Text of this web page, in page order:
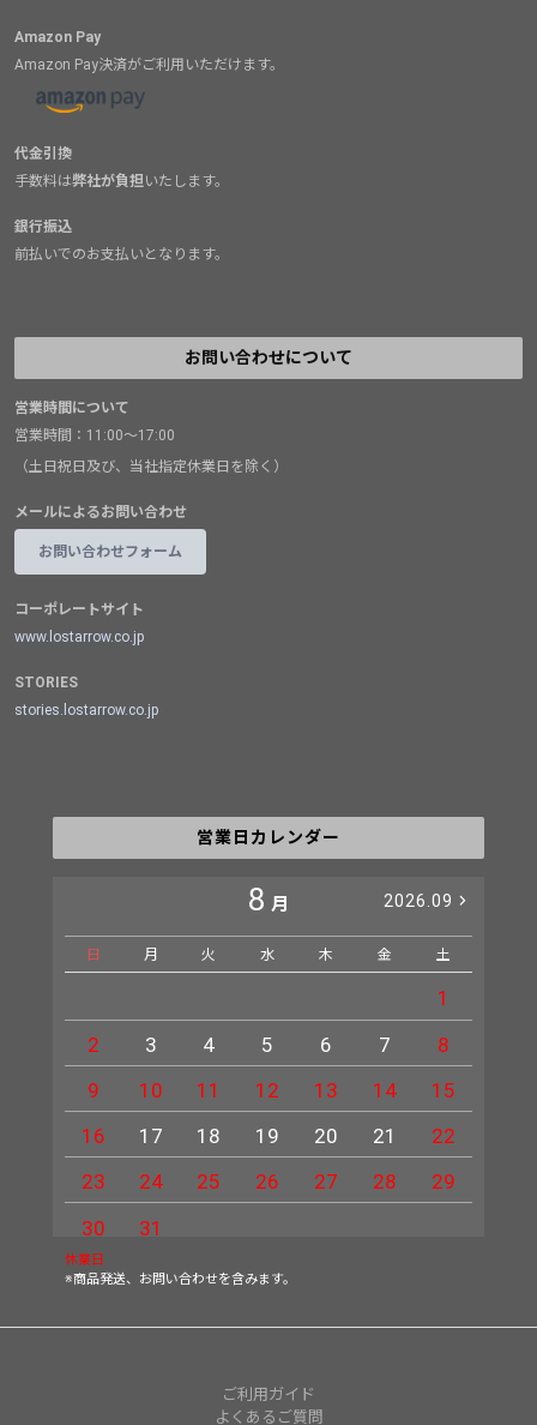
Amazon Pay
Amazon Pay決済がご利用いただけます。
代金引換
手数料は弊社が負担いたします。
銀行振込
前払いでのお支払いとなります。
お問い合わせについて
営業時間について
営業時間：11:00～17:00
（土日祝日及び、当社指定休業日を除く）
メールによるお問い合わせ
お問い合わせフォーム
コーポレートサイト
www.lostarrow.co.jp
STORIES
stories.lostarrow.co.jp
営業日カレンダー
8 月 2026.09
日 月 火 水 木 金 土
1
2
3 4 5 6 7
8
9
10 11 12 13 14
15
16
17 18 19 20 21
22
23
24 25 26 27 28
29
30
31
休業日
※商品発送、お問い合わせを含みます。
ご利用ガイド
よくあるご質問